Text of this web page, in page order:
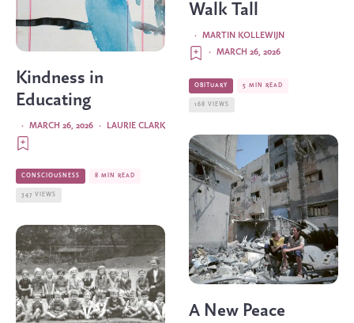
Kindness in
Educating
LAURIE CLARK
·
MARCH 26, 2026
·
CONSCIOUSNESS 8 MIN READ
347 VIEWS
Walk Tall
MARTIN KOLLEWIJN
·
MARCH 26, 2026
·
OBITUARY 5 MIN READ
168 VIEWS
A New Peace